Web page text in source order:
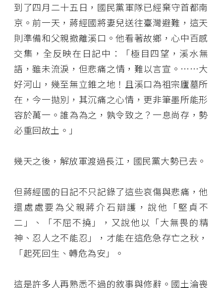
到了四月二十五日，國民黨軍隊已經棄守首都南
京。前一天，蔣經國將妻兒送往臺灣避難，這天
則準備和父親撤離溪口。他看著故鄉，心中百感
交集，全反映在日記中：「極目四望，溪水無
語，雖未流淚，但悲痛之情，難以言宣。……大
好河山，幾至無立錐之地！且溪口為祖宗廬墓所
在，今一拋別，其沉痛之心情，更非筆墨所能形
容於萬一。誰為為之，孰令致之？一息尚存，勢
必重回故土。」
幾天之後，解放軍渡過長江，國民黨大勢已去。
但蔣經國的日記不只記錄了這些哀傷與悲痛，他
還處處要為父親蔣介石辯護，說他「堅貞不
二」、「不屈不撓」，又說他以「大無畏的精
神、忍人之不能忍」，才能在這危急存亡之秋，
「起死回生、轉危為安」。
這是許多人再熟悉不過的敘事與修辭。國土淪喪